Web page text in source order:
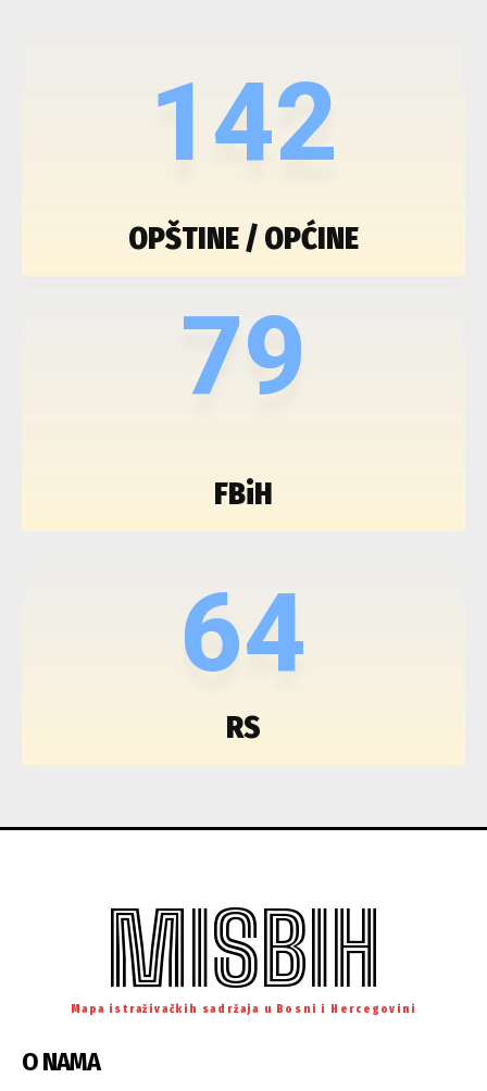
142
OPŠTINE / OPĆINE
79
FBiH
64
RS
MISBIH
Mapa istraživačkih sadržaja u Bosni i Hercegovini
O NAMA